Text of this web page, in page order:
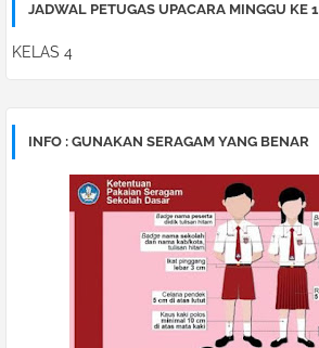
JADWAL PETUGAS UPACARA MINGGU KE 1
KELAS 4
INFO : GUNAKAN SERAGAM YANG BENAR